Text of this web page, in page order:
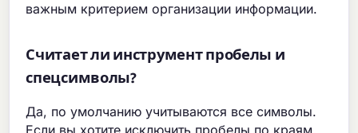
важным критерием организации информации.
Считает ли инструмент пробелы и
спецсимволы?
Да, по умолчанию учитываются все символы.